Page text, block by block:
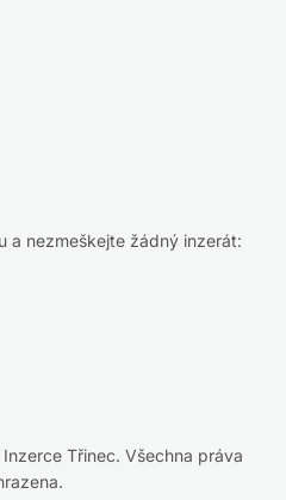
a nezmeškejte žádný inzerát:
Třinec. Všechna práva